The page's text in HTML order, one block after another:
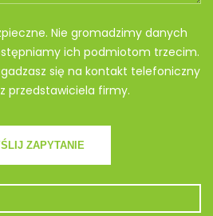
Nie gromadzimy danych
ich podmiotom trzecim.
się na kontakt telefoniczny
przedstawiciela firmy.